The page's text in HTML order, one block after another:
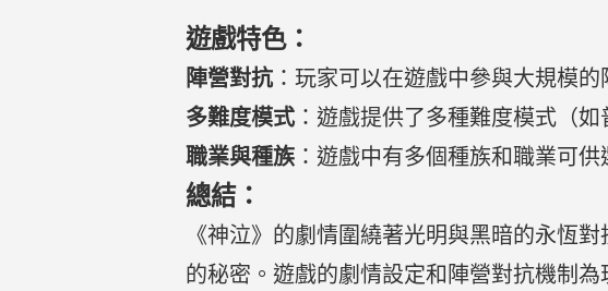
遊戲特色：
陣營對抗 ：玩家可以在遊戲中參與大規模
多難度模式 ：遊戲提供了多種難度模式（
職業與種族 ：遊戲中有多個種族和職業可
總結：
《神泣》的劇情圍繞著光明與黑暗的永恆
的秘密。遊戲的劇情設定和陣營對抗機制